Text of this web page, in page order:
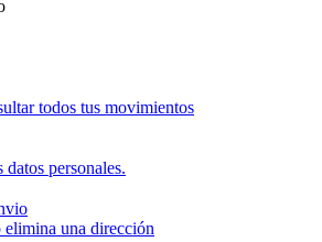
todos tus movimientos
personales.
una dirección